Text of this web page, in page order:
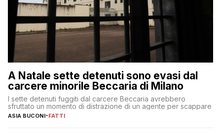
A Natale sette detenuti sono evasi dal
carcere minorile Beccaria di Milano
I sette detenuti fuggiti dal carcere Beccaria avrebbero
sfruttato un momento di distrazione di un agente per scappare
ASIA BUCONI-FATTI